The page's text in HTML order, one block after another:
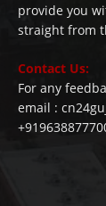
provide you
straight from
Contact Us:
For any
email :